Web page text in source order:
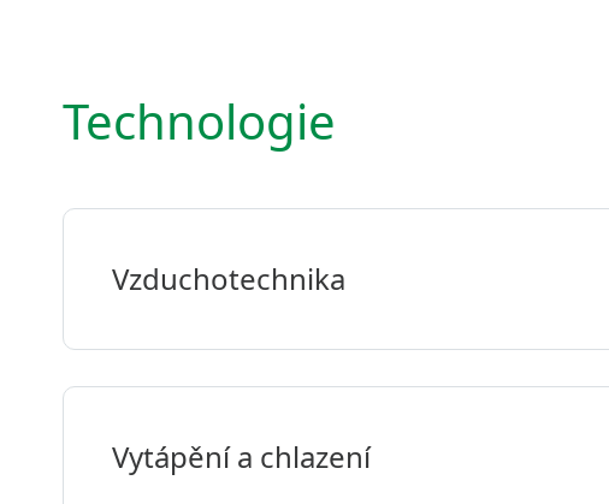
Technologie
Vzduchotechnika
Vytápění a chlazení